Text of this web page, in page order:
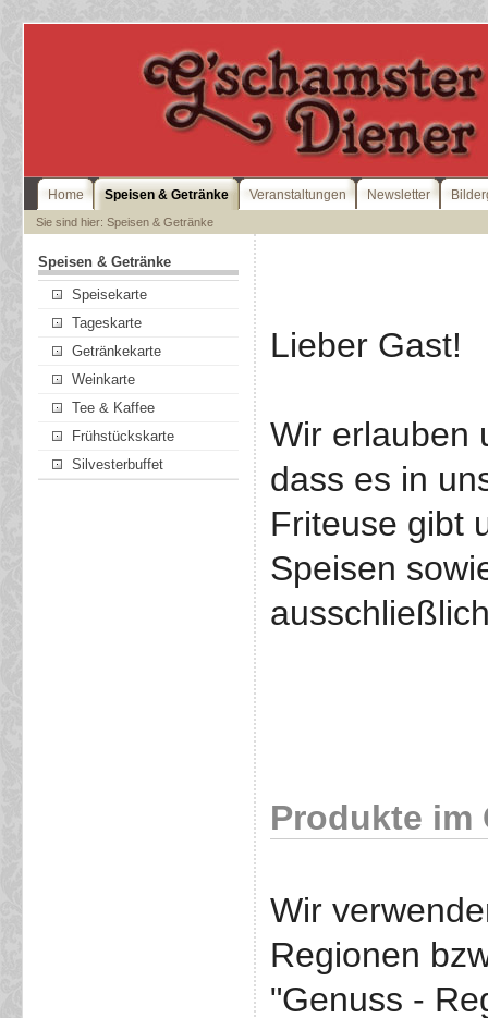
Home Speisen & Getränke Veranstaltungen Newsletter
Sie sind hier: Speisen & Getränke
Speisen & Getränke
Speisekarte
Tageskarte
Getränkekarte
Weinkarte
Tee & Kaffee
Frühstückskarte
Silvesterbuffet
Lieber Gast!
Wir erlauben
dass es in
Friteuse gibt
Speisen
Produkte im
Wir
Regionen
"Genuss -